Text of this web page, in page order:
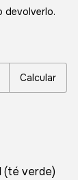
devolverlo.
Calcular
(té verde)